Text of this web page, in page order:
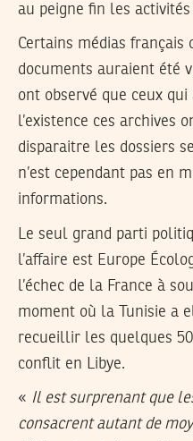
au peigne fin les activités
Certains médias
documents auraient été
ont observé que ceux
l’existence ces archives
disparaitre les dossiers
n’est cependant pas en
informations.
Le seul grand parti
l’affaire est Europe
l’échec de la France à
moment où la Tunisie a
recueillir les quelques
conflit en Libye.
« Il est surprenant que
consacrent autant de